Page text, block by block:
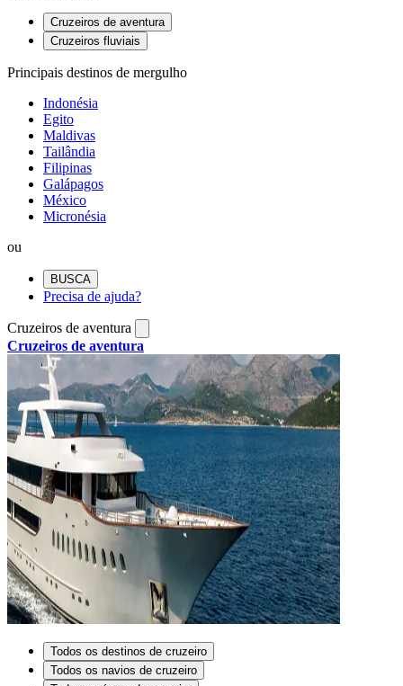
Cruzeiros de aventura
Cruzeiros fluviais
Principais destinos de mergulho
Indonésia
Egito
Maldivas
Tailândia
Filipinas
Galápagos
México
Micronésia
ou
BUSCA
Precisa de ajuda?
Cruzeiros de aventura
Cruzeiros de aventura
Todos os destinos de cruzeiro
Todos os navios de cruzeiro